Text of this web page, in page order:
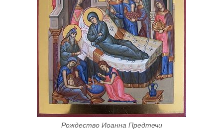
Рождество Иоанна Предтечи